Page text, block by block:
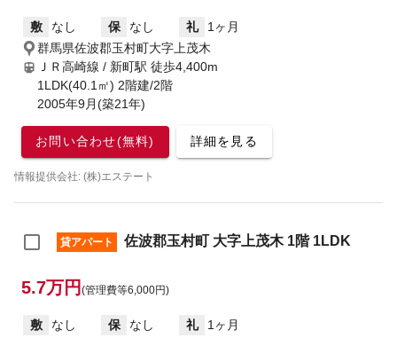
敷 なし 保 なし 礼
1ヶ月
群馬県佐波郡玉村町大字上茂木
ＪＲ高崎線 / 新町駅 徒歩4,400m
1LDK(40.1㎡) 2階建/2階
2005年9月(築21年)
お問い合わせ(無料) 詳細を見る
情報提供会社: (株)エステート
貸アパート 佐波郡玉村町 大字上茂木 1階 1LDK
5.7万円 (管理費等6,000円)
敷 なし 保 なし 礼
1ヶ月